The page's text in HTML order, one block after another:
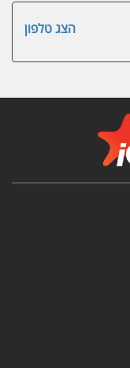
הצג טלפון